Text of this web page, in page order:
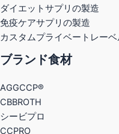
ダイエットサプリの製造
免疫ケアサプリの製造
カスタムプライベートレー
ブランド食材
AGGCCP®
CBBROTH
シービプロ
CCPRO